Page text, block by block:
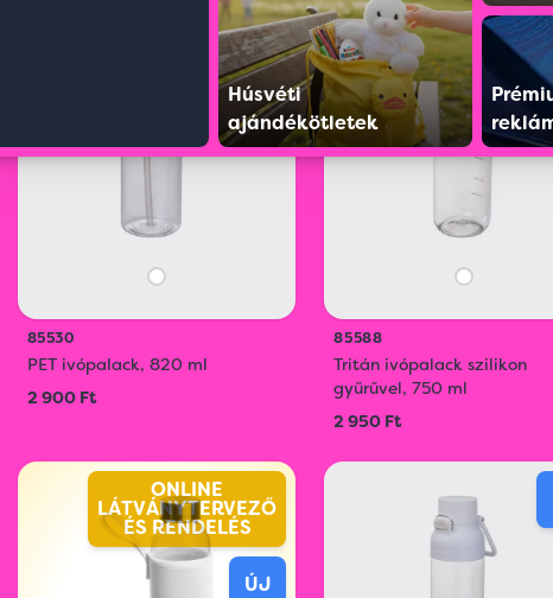
Húsvéti
ajándékötletek
ÚJ
85530
PET ivópalack, 820 ml
2 900 Ft
85588
Tritán ivópalack szilikon
gyűrűvel, 750 ml
2 950 Ft
ONLINE
LÁTVÁNYTERVEZŐ
ÉS RENDELÉS
ÚJ